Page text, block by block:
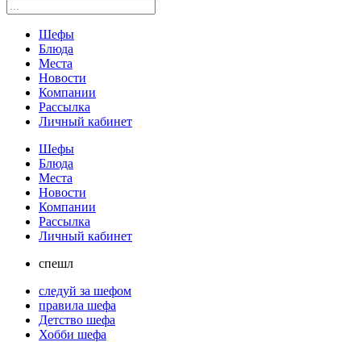
Шефы
Блюда
Места
Новости
Компании
Рассылка
Личный кабинет
Шефы
Блюда
Места
Новости
Компании
Рассылка
Личный кабинет
спешл
следуй за шефом
правила шефа
Детство шефа
Хобби шефа